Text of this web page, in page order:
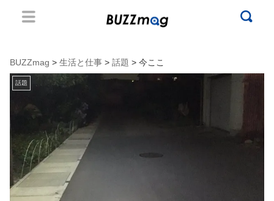
BUZZmag > 生活と仕事 > 話題 > 今ここ
話題